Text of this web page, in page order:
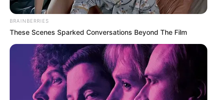
de la noche y la emoción de los atletas que por primera
vez pisaban suelo cordobés.
Leer también:
Entre el 4 y 8 de noviembre habrá cortes de
luz en varios municipios del departamento de Sucre
BRAINBERRIES
These Scenes Sparked Conversations Beyond The Film